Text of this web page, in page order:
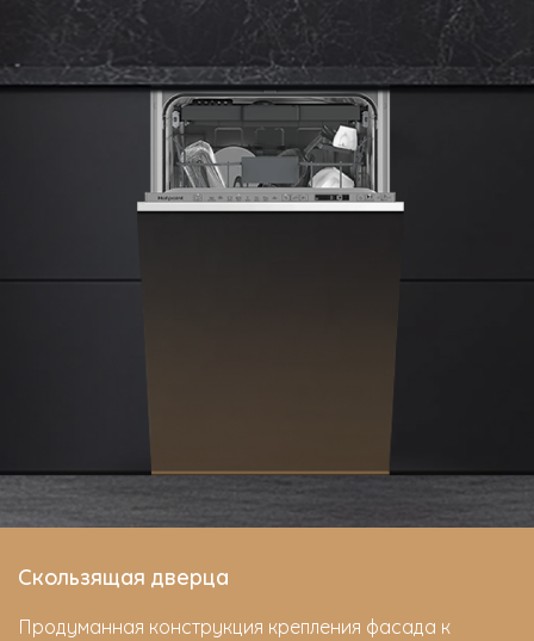
Скользящая дверца
Продуманная конструкция крепления фасада к